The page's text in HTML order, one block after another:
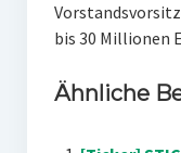
bis 30 Millionen
Ähnliche